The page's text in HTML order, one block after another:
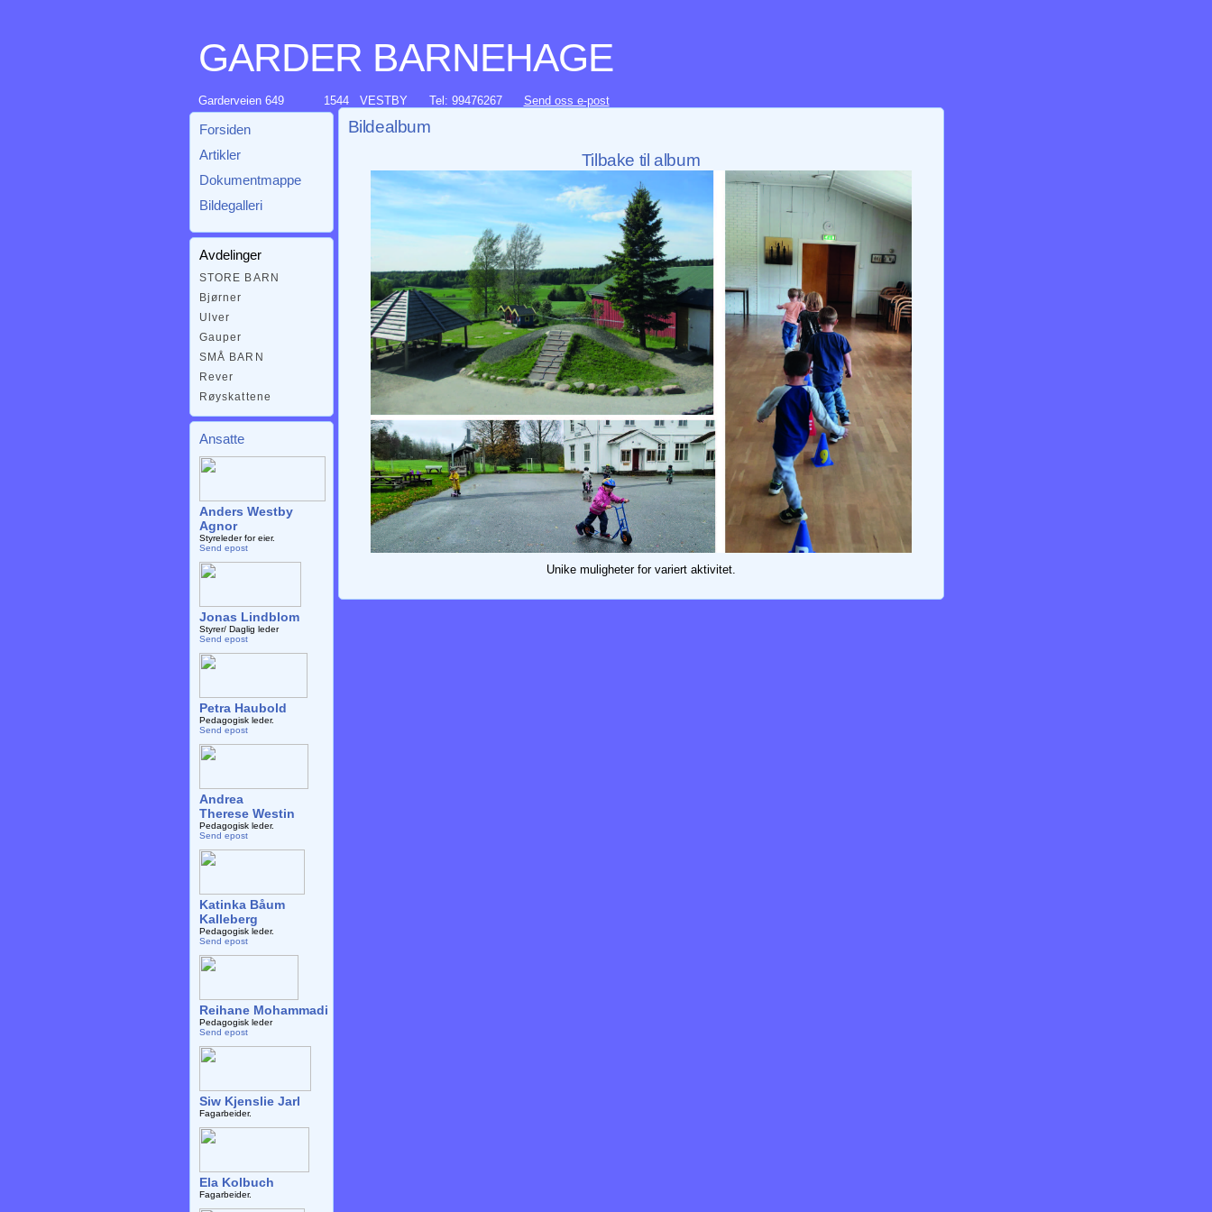
GARDER BARNEHAGE
Garderveien 649 1544 VESTBY Tel: 99476267 Send oss e-post
Forsiden
Artikler
Dokumentmappe
Bildegalleri
Avdelinger
STORE BARN
Bjørner
Ulver
Gauper
SMÅ BARN
Rever
Røyskattene
Ansatte
Anders Westby
Agnor
Styreleder for eier.
Send epost
Jonas Lindblom
Styrer/ Daglig leder
Send epost
Petra Haubold
Pedagogisk leder.
Send epost
Andrea
Therese Westin
Pedagogisk leder.
Send epost
Katinka Båum
Kalleberg
Pedagogisk leder.
Send epost
Reihane Mohammadi
Pedagogisk leder
Send epost
Siw Kjenslie Jarl
Fagarbeider.
Ela Kolbuch
Fagarbeider.
Bildealbum
Tilbake til album
Unike muligheter for variert aktivitet.